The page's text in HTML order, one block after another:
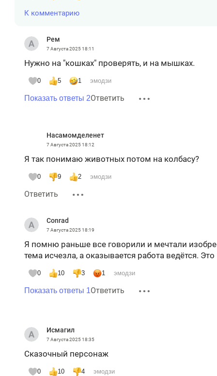
К комментарию
Рем
7 Августа 202518:11
Нужно на "кошках" проверять, и на мышках.
0 5 1 эмодзи
Показать ответы 2Ответить
Насамомделенет
7 Августа 202518:12
Я так понимаю животных потом на колбасу?
0 9 2 эмодзи
Ответить
Conrad
7 Августа 202518:19
Я помню раньше все говорили и мечтали
тема исчезла, а оказывается работа ведётся.
0 10 3 1 эмодзи
Показать ответы 1Ответить
Исмагил
7 Августа 202518:35
Сказочный персонаж
0 10 4 эмодзи